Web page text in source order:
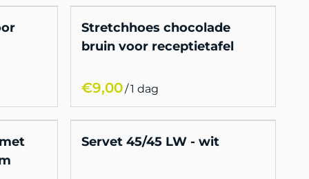
Stretchhoes chocolade
bruin voor receptietafel
/
Servet 45/45 LW - wit